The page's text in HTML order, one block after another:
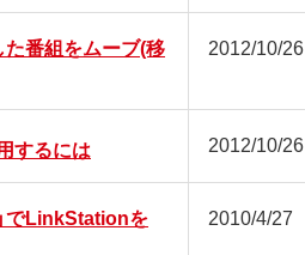
番組をムーブ(移
2012/10/26
するには 2012/10/26
でLinkStationを
2010/4/27